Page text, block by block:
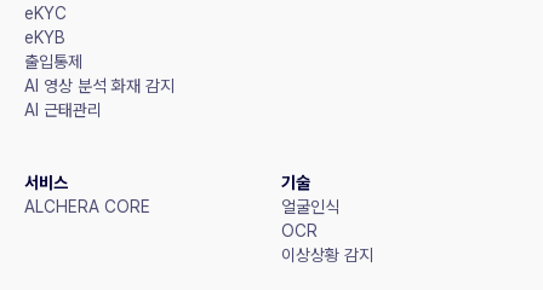
eKYC
eKYB
출입통제
AI 영상 분석 화재 감지
AI 근태관리
서비스
ALCHERA CORE
기술
얼굴인식
OCR
이상상황 감지